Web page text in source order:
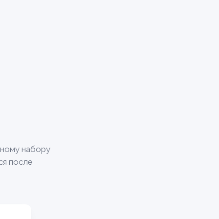
набору
после